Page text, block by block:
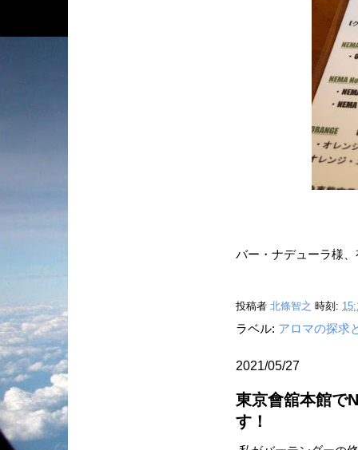
バー・ナデューラ様
投稿者 北條智之 時刻:
ラベル: アロマの探求
2021/05/27
東京會舘本館で
す！